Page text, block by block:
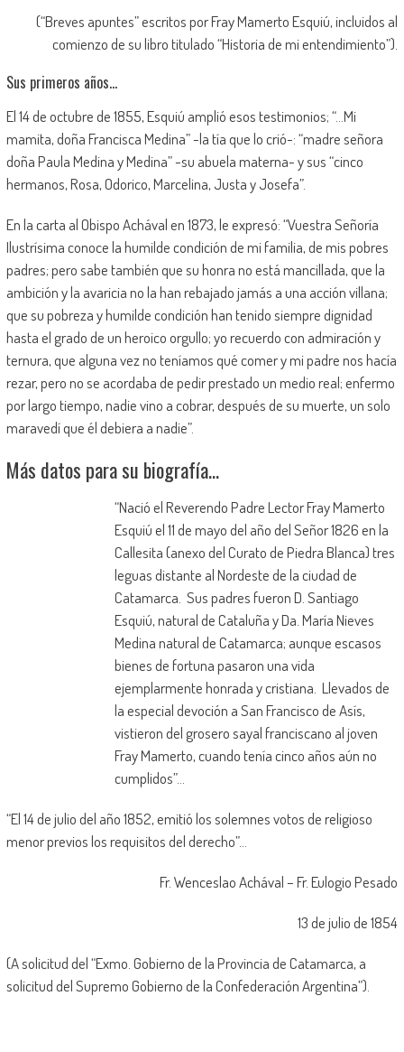
(“Breves apuntes” escritos por Fray Mamerto Esquiú, incluidos al
comienzo de su libro titulado “Historia de mi entendimiento”).
Sus primeros años…
El 14 de octubre de 1855, Esquiú amplió esos testimonios; “…Mi
mamita, doña Francisca Medina” -la tía que lo crió-: “madre señora
doña Paula Medina y Medina” -su abuela materna- y sus “cinco
hermanos, Rosa, Odorico, Marcelina, Justa y Josefa”.
En la carta al Obispo Achával en 1873, le expresó: “Vuestra Señoría
Ilustrísima conoce la humilde condición de mi familia, de mis pobres
padres; pero sabe también que su honra no está mancillada, que la
ambición y la avaricia no la han rebajado jamás a una acción villana;
que su pobreza y humilde condición han tenido siempre dignidad
hasta el grado de un heroico orgullo; yo recuerdo con admiración y
ternura, que alguna vez no teníamos qué comer y mi padre nos hacía
rezar, pero no se acordaba de pedir prestado un medio real; enfermo
por largo tiempo, nadie vino a cobrar, después de su muerte, un solo
maravedí que él debiera a nadie”.
Más datos para su biografía…
“Nació el Reverendo Padre Lector Fray Mamerto
Esquiú el 11 de mayo del año del Señor 1826 en la
Callesita (anexo del Curato de Piedra Blanca) tres
leguas distante al Nordeste de la ciudad de
Catamarca. Sus padres fueron D. Santiago
Esquiú, natural de Cataluña y Da. María Nieves
Medina natural de Catamarca; aunque escasos
bienes de fortuna pasaron una vida
ejemplarmente honrada y cristiana. Llevados de
la especial devoción a San Francisco de Asís,
vistieron del grosero sayal franciscano al joven
Fray Mamerto, cuando tenía cinco años aún no
cumplidos”…
“El 14 de julio del año 1852, emitió los solemnes votos de religioso
menor previos los requisitos del derecho”…
Fr. Wenceslao Achával – Fr. Eulogio Pesado
13 de julio de 1854
(A solicitud del “Exmo. Gobierno de la Provincia de Catamarca, a
solicitud del Supremo Gobierno de la Confederación Argentina”).